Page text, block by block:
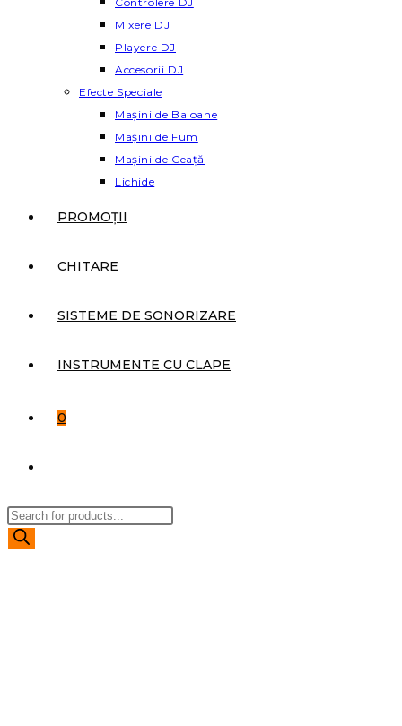
Mixere DJ
Playere DJ
Accesorii DJ
Efecte Speciale
Mașini de Baloane
Mașini de Fum
Mașini de Ceață
Lichide
PROMOȚII
CHITARE
SISTEME DE SONORIZARE
INSTRUMENTE CU CLAPE
0
WEBSITE
Products
search